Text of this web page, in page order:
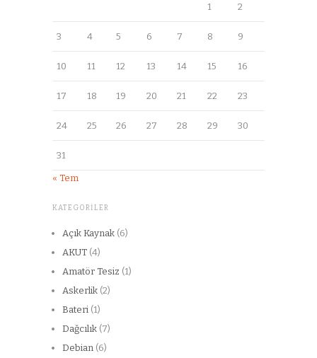
1 2
3 4 5 6 7 8 9
10 11 12 13 14 15 16
17 18 19 20 21 22 23
24 25 26 27 28 29 30
31
« Tem
KATEGORILER
Açık Kaynak (6)
AKUT (4)
Amatör Tesiz (1)
Askerlik (2)
Bateri (1)
Dağcılık (7)
Debian (6)